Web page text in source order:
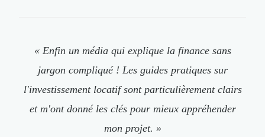
« Enfin un média qui explique la finance sans
jargon compliqué ! Les guides pratiques sur
l'investissement locatif sont particulièrement clairs
et m'ont donné les clés pour mieux appréhender
mon projet. »